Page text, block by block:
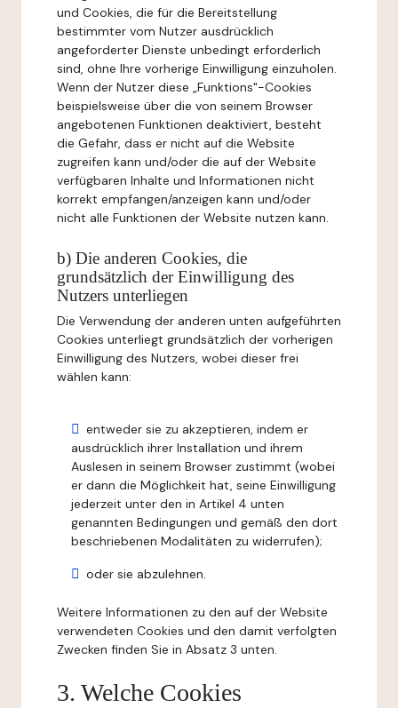
und Cookies, die für die Bereitstellung
bestimmter vom Nutzer ausdrücklich
angeforderter Dienste unbedingt erforderlich
sind, ohne Ihre vorherige Einwilligung einzuholen.
Wenn der Nutzer diese „Funktions"-Cookies
beispielsweise über die von seinem Browser
angebotenen Funktionen deaktiviert, besteht
die Gefahr, dass er nicht auf die Website
zugreifen kann und/oder die auf der Website
verfügbaren Inhalte und Informationen nicht
korrekt empfangen/anzeigen kann und/oder
nicht alle Funktionen der Website nutzen kann.
b) Die anderen Cookies, die
grundsätzlich der Einwilligung des
Nutzers unterliegen
Die Verwendung der anderen unten aufgeführten
Cookies unterliegt grundsätzlich der vorherigen
Einwilligung des Nutzers, wobei dieser frei
wählen kann:
entweder sie zu akzeptieren, indem er
ausdrücklich ihrer Installation und ihrem
Auslesen in seinem Browser zustimmt (wobei
er dann die Möglichkeit hat, seine Einwilligung
jederzeit unter den in Artikel 4 unten
genannten Bedingungen und gemäß den dort
beschriebenen Modalitäten zu widerrufen);
oder sie abzulehnen.
Weitere Informationen zu den auf der Website
verwendeten Cookies und den damit verfolgten
Zwecken finden Sie in Absatz 3 unten.
3. Welche Cookies